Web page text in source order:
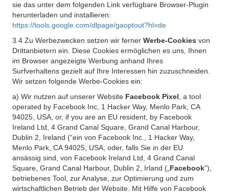
sie das unter dem folgenden Link verfügbare Browser-Plugin
herunterladen und installieren:
https://tools.google.com/dlpage/gaoptout?hl=de
3.4 Zu Werbezwecken setzen wir ferner Werbe-Cookies von
Drittanbietern ein. Diese Cookies ermöglichen es uns, Ihnen
im Browser angezeigte Werbung anhand Ihres
Surfverhaltens gezielt auf Ihre Interessen hin zuzuschneiden.
Wir setzen folgende Werbe-Cookies ein:
a) Wir nutzen auf unserer Website Facebook Pixel , a tool
operated by Facebook Inc, 1 Hacker Way, Menlo Park, CA
94025, USA, or, if you are an EU resident, by Facebook
Ireland Ltd, 4 Grand Canal Square, Grand Canal Harbour,
Dublin 2, Ireland (“ein von Facebook Inc., 1 Hacker Way,
Menlo Park, CA 94025, USA, oder, falls Sie in der EU
ansässig sind, von Facebook Ireland Ltd, 4 Grand Canal
Square, Grand Canal Harbour, Dublin 2, Irland („ Facebook”),
betriebenes Tool, zur Analyse, zur Optimierung und zum
wirtschaftlichen Betrieb der Website. Mit Hilfe von Facebook